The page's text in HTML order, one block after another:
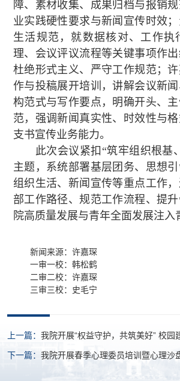
障、素材收集、成果归档与报销
业实践硬性要求与新闻宣传时效
生活规范，就数据核对、工作执
理、会议评议流程等关键事项作
杜绝形式主义、严守工作规范；
作与投稿展开培训，讲解会议新
构范式与写作要点，明确开头、
范，强调新闻真实性、时效性与
支书宣传业务能力。
此次会议紧扣“筑牢组织根基
主题，系统部署基层团务、思想引
组织生活、新闻宣传等重点工作
部工作路径、规范工作流程、提
院高质量发展与青年全面发展注入
新闻来源：许嘉琛
一审一校：韩松鹤
二审二校：许嘉琛
三审三校：史毛宁
上一篇： 我院开展“权益守护，共筑美好” 校园
下一篇： 我院开展春季心理委员培训暨心理沙